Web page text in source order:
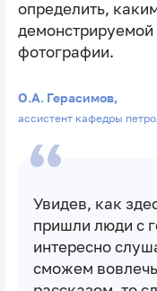
определить,
демонстрируемой
фотографии.
О.А. Герасимов,
ассистент кафедры
Увидев, как
пришли люди с
интересно
сможем